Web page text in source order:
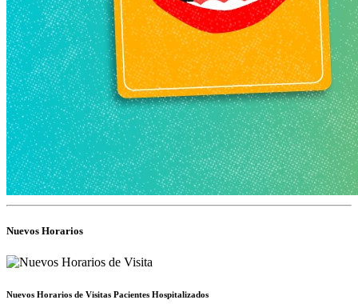
Nuevos Horarios
Nuevos Horarios de Visitas Pacientes Hospitalizados